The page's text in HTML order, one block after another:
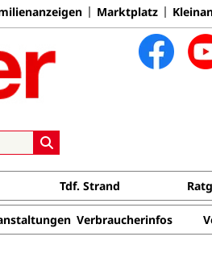
Marktplatz
Tdf. Strand
Verbraucherinfos